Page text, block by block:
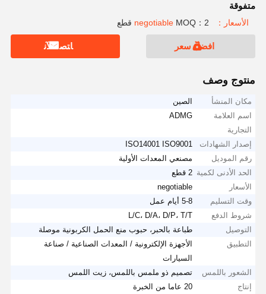
متفوقة
الأسعار：negotiable MOQ：2 قطع
افضل سعر ﺎﺘﺼﻟ ﺍﻶﻧ
منتوج وصف
مكان المنشأ
الصين
اسم العلامة
التجارية
ADMG
إصدار الشهادات
ISO14001 ISO9001
رقم الموديل
مصنعي المعدات الأولية
الحد الأدنى لكمية 2 قطع
الأسعار
negotiable
وقت التسليم
5-8 أيام عمل
شروط الدفع
L/C، D/A، D/P، T/T
التوصيل
طباعة بالحبر، حبوب منع الحمل الكربونية موصلة
التطبيق
الأجهزة الإلكترونية / المعدات الصناعية / صناعة
السيارات
الشعور باللمس
تصميم ذو ملمس باللمس، زيت اللمس
إنتاج
20 عاما من الخبرة